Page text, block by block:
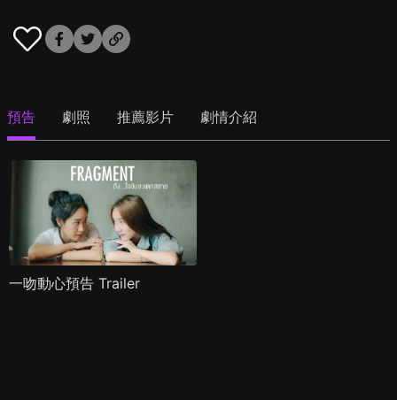
預告 劇照 推薦影片 劇情介紹
一吻動心預告 Trailer